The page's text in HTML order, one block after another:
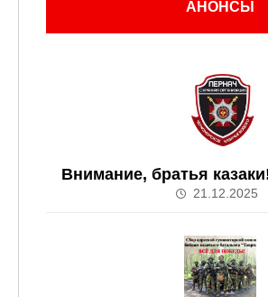
АНОНСЫ
Внимание, братья
21.12.2025